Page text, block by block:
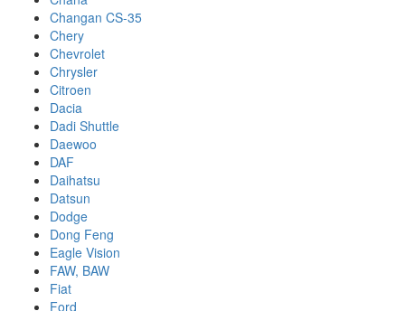
Changan CS-35
Chery
Chevrolet
Chrysler
Citroen
Dacia
Dadi Shuttle
Daewoo
DAF
Daihatsu
Datsun
Dodge
Dong Feng
Eagle Vision
FAW, BAW
Fiat
Ford